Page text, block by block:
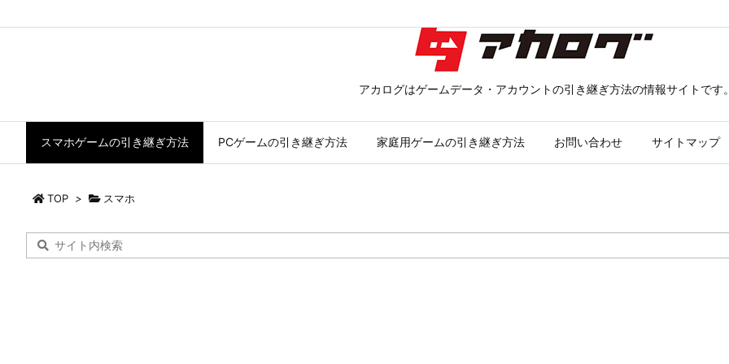
アカログはゲームデータ・アカウントの引き継ぎ方法の情報サイトです
スマホゲームの引き継ぎ方法 PCゲームの引き継ぎ方法 家庭用ゲームの引き継ぎ方法 お問い合わせ サイトマップ
TOP > スマホ